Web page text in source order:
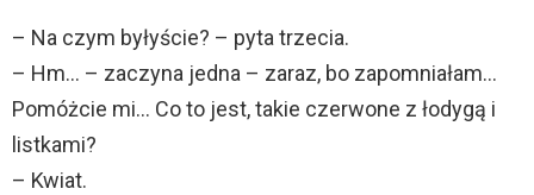
– Na czym byłyście? – pyta trzecia.
– Hm… – zaczyna jedna – zaraz, bo zapomniałam…
Pomóżcie mi… Co to jest, takie czerwone z łodygą i
listkami?
– Kwiat.